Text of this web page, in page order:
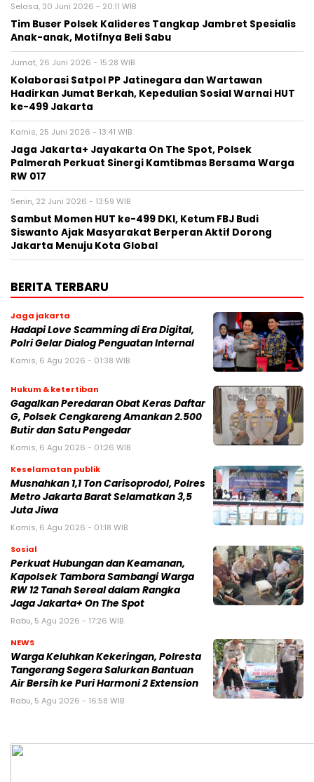
Selasa, 30 Juni 2026 - 20:11 WIB
Tim Buser Polsek Kalideres Tangkap Jambret Spesialis
Anak-anak, Motifnya Beli Sabu
Jumat, 26 Juni 2026 - 15:28 WIB
Kolaborasi Satpol PP Jatinegara dan Wartawan
Hadirkan Jumat Berkah, Kepedulian Sosial Warnai HUT
ke-499 Jakarta
Kamis, 25 Juni 2026 - 13:41 WIB
Jaga Jakarta+ Jayakarta On The Spot, Polsek
Palmerah Perkuat Sinergi Kamtibmas Bersama Warga
RW 017
Senin, 22 Juni 2026 - 13:59 WIB
Sambut Momen HUT ke-499 DKI, Ketum FBJ Budi
Siswanto Ajak Masyarakat Berperan Aktif Dorong
Jakarta Menuju Kota Global
BERITA TERBARU
Jaga jakarta
Hadapi Love Scamming di Era Digital,
Polri Gelar Dialog Penguatan Internal
Kamis, 6 Agu 2026 - 01:38 WIB
Hukum & ketertiban
Gagalkan Peredaran Obat Keras Daftar
G, Polsek Cengkareng Amankan 2.500
Butir dan Satu Pengedar
Kamis, 6 Agu 2026 - 01:26 WIB
Keselamatan publik
Musnahkan 1,1 Ton Carisoprodol, Polres
Metro Jakarta Barat Selamatkan 3,5
Juta Jiwa
Kamis, 6 Agu 2026 - 01:18 WIB
Sosial
Perkuat Hubungan dan Keamanan,
Kapolsek Tambora Sambangi Warga
RW 12 Tanah Sereal dalam Rangka
Jaga Jakarta+ On The Spot
Rabu, 5 Agu 2026 - 17:26 WIB
NEWS
Warga Keluhkan Kekeringan, Polresta
Tangerang Segera Salurkan Bantuan
Air Bersih ke Puri Harmoni 2 Extension
Rabu, 5 Agu 2026 - 16:58 WIB